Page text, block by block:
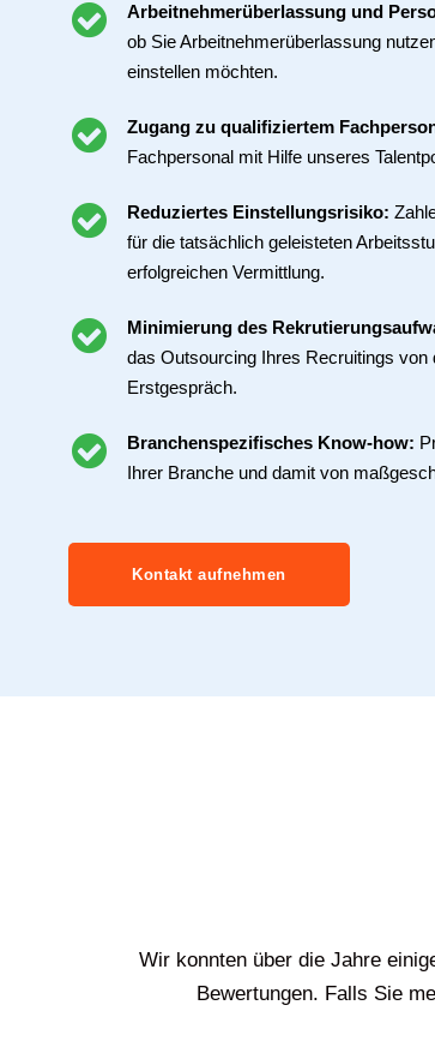
Arbeitnehmerüberlassung und
ob Sie Arbeitnehmerüberlassung
einstellen möchten.
Zugang zu qualifiziertem
Fachpersonal mit Hilfe unseres
Reduziertes Einstellungsrisiko:
für die tatsächlich geleisteten
erfolgreichen Vermittlung.
Minimierung des
das Outsourcing Ihres Recruitings von
Erstgespräch.
Branchenspezifisches Know-how:
Ihrer Branche und damit von
Kontakt aufnehmen
Wir konnten über die Jahre
Bewertungen. Falls Sie